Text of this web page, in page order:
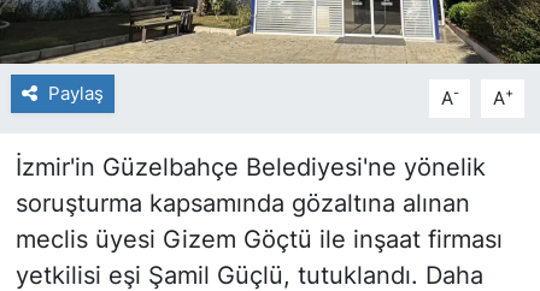
Paylaş A- A+
İzmir'in Güzelbahçe Belediyesi'ne yönelik
soruşturma kapsamında gözaltına alınan
meclis üyesi Gizem Göçtü ile inşaat firması
yetkilisi eşi Şamil Güçlü, tutuklandı. Daha